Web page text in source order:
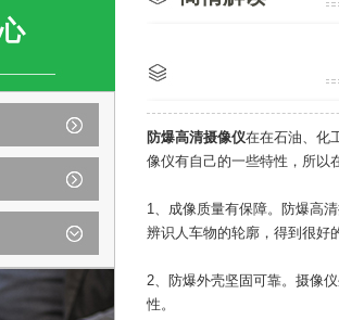
防爆高清摄像仪在在石油、化
像仪有自己的一些特性，所以
1、成像质量有保障。防爆高
辨识人车物的轮廓，得到很好
2、防爆外壳坚固可靠。摄像
性。